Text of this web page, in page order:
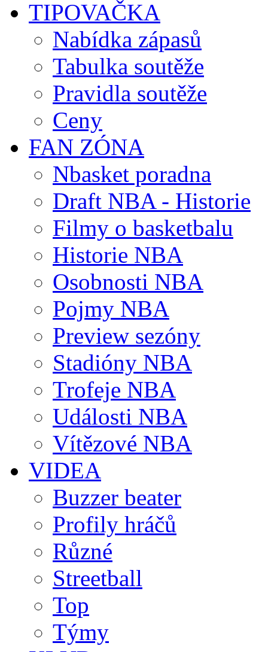
TIPOVAČKA
Nabídka zápasů
Tabulka soutěže
Pravidla soutěže
Ceny
FAN ZÓNA
Nbasket poradna
Draft NBA - Historie
Filmy o basketbalu
Historie NBA
Osobnosti NBA
Pojmy NBA
Preview sezóny
Stadióny NBA
Trofeje NBA
Události NBA
Vítězové NBA
VIDEA
Buzzer beater
Profily hráčů
Různé
Streetball
Top
Týmy